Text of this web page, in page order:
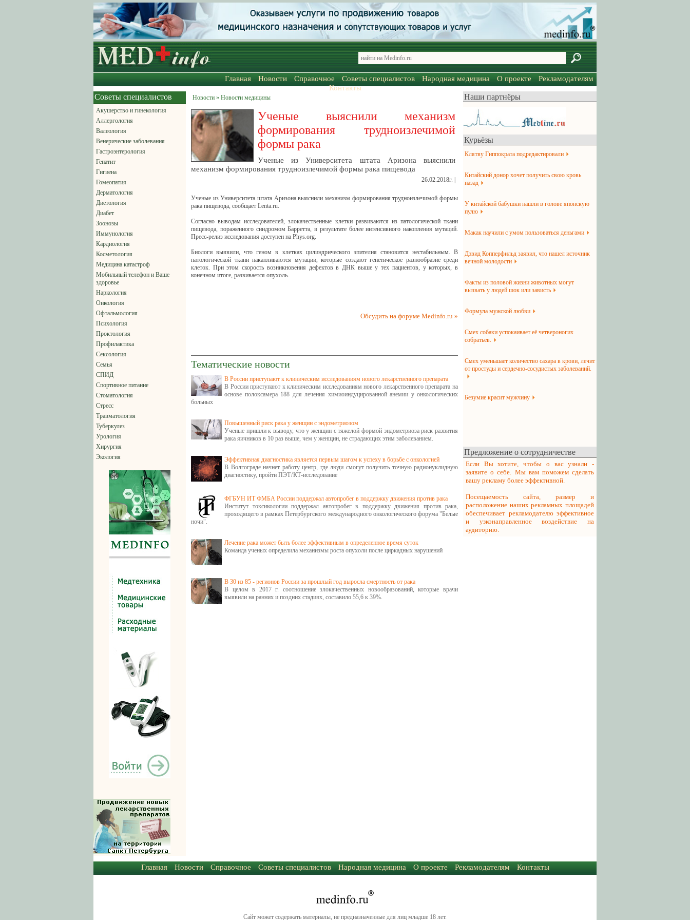
Главная Новости Справочное Советы специалистов Народная медицина О проекте
Рекламодателям
Контакты
Советы специалистов
Акушерство и гинекология
Аллергология
Валеология
Венерические заболевания
Гастроэнтерология
Гепатит
Гигиена
Гомеопатия
Дерматология
Диетология
Диабет
Зоонозы
Иммунология
Кардиология
Косметология
Медицина катастроф
Мобильный телефон и Ваше
здоровье
Наркология
Онкология
Офтальмология
Психология
Проктология
Профилактика
Сексология
Семья
СПИД
Спортивное питание
Стоматология
Стресс
Травматология
Туберкулез
Урология
Хирургия
Экология
Новости » Новости медицины
Ученые выяснили механизм
формирования трудноизлечимой
формы рака
Ученые из Университета штата Аризона выяснили
механизм формирования трудноизлечимой формы рака пищевода
26.02.2018г. |
Ученые из Университета штата Аризона выяснили механизм формирования трудноизлечимой формы
рака пищевода, сообщает Lenta.ru.
Согласно выводам исследователей, злокачественные клетки развиваются из патологической ткани
пищевода, пораженного синдромом Барретта, в результате более интенсивного накопления мутаций.
Пресс-релиз исследования доступен на Phys.org.
Биологи выявили, что геном в клетках цилиндрического эпителия становится нестабильным. В
патологической ткани накапливаются мутации, которые создают генетическое разнообразие среди
клеток. При этом скорость возникновения дефектов в ДНК выше у тех пациентов, у которых, в
конечном итоге, развивается опухоль.
Обсудить на форуме Medinfo.ru »
Тематические новости
В России приступают к клиническим исследованиям нового лекарственного препарата
В России приступают к клиническим исследованиям нового лекарственного препарата на
основе полоксамера 188 для лечения химиоиндуцированной анемии у онкологических
больных
Повышенный риск рака у женщин с эндометриозом
Ученые пришли к выводу, что у женщин с тяжелой формой эндометриоза риск развития
рака яичников в 10 раз выше, чем у женщин, не страдающих этим заболеванием.
Эффективная диагностика является первым шагом к успеху в борьбе с онкологией
В Волгограде начнет работу центр, где люди смогут получить точную радионуклидную
диагностику, пройти ПЭТ / КТ-исследование
ФГБУН ИТ ФМБА России поддержал автопробег в поддержку движения против рака
Институт токсикологии поддержал автопробег в поддержку движения против рака,
проходящего в рамках Петербургского международного онкологического форума "Белые
ночи".
Лечение рака может быть более эффективным в определенное время суток
Команда ученых определила механизмы роста опухоли после циркадных нарушений
В 30 из 85 - регионов России за прошлый год выросла смертность от рака
В целом в 2017 г. соотношение злокачественных новообразований, которые врачи
выявили на ранних и поздних стадиях, составило 55,6 к 39%.
Наши партнёры
Курьёзы
Клятву Гиппократа подредактировали
Китайский донор хочет получить свою кровь
назад
У китайской бабушки нашли в голове японскую
пулю
Макак научили с умом пользоваться деньгами
Дэвид Копперфильд заявил, что нашел источник
вечной молодости
Факты из половой жизни животных могут
вызвать у людей шок или зависть
Формула мужской любви
Смех собаки успокаивает её четвероногих
собратьев.
Смех уменьшает количество сахара в крови, лечит
от простуды и сердечно-сосудистых заболеваний.
Безумие красит мужчину
Предложение о сотрудничестве
Если Вы хотите, чтобы о вас узнали -
заявите о себе. Мы вам поможем сделать
вашу рекламу более эффективной.
Посещаемость сайта, размер и
расположение наших рекламных площадей
обеспечивает рекламодателю эффективное
и узконаправленное воздействие на
аудиторию.
Главная Новости Справочное Советы специалистов Народная медицина О проекте Рекламодателям Контакты
Сайт может содержать материалы, не предназначенные для лиц младше 18 лет.